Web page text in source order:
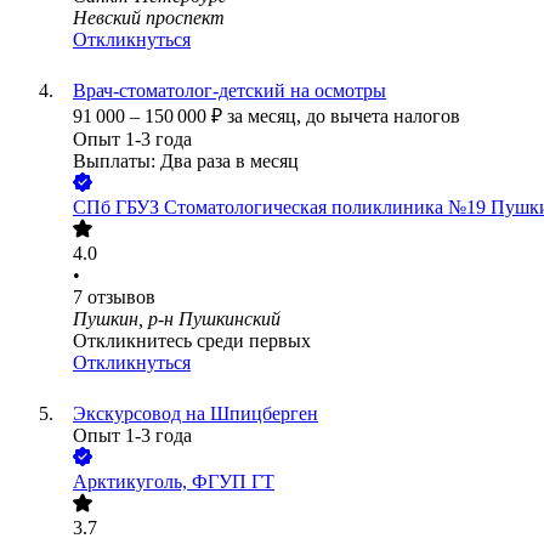
Невский проспект
Откликнуться
Врач-стоматолог-детский на осмотры
91 000 – 150 000 ₽ за месяц, до вычета налогов
Опыт 1-3 года
Выплаты: Два раза в месяц
СПб ГБУЗ Стоматологическая поликлиника №19
4.0
•
7 отзывов
Пушкин, р-н Пушкинский
Откликнитесь среди первых
Откликнуться
Экскурсовод на Шпицберген
Опыт 1-3 года
Арктикуголь, ФГУП ГТ
3.7